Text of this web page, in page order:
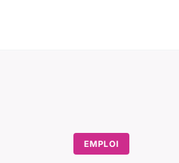
EMPLOI